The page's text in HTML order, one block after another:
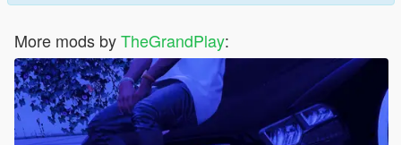
More mods byTheGrandPlay: